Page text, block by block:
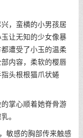
，蛮横的小男孩居
让无知的少女像暴
遭受了小玉的温柔
内容，柔软的樱唇
头根根猫爪状蜷
掌心顺着她脊骨游
。
敏感的胸部传来触感